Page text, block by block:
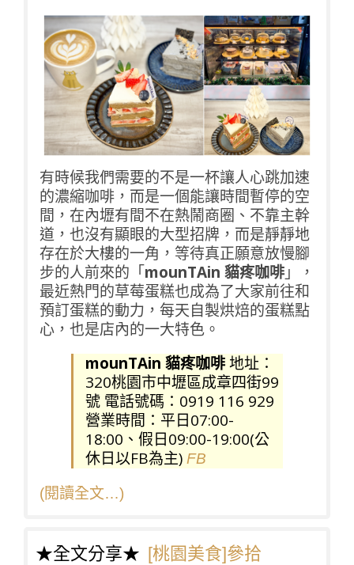
有時候我們需要的不是一杯讓人心跳加速
的濃縮咖啡，而是一個能讓時間暫停的空
間，在內壢有間不在熱鬧商圈、不靠主幹
道，也沒有顯眼的大型招牌，而是靜靜地
存在於大樓的一角，等待真正願意放慢腳
步的人前來的「mounTAin 貓疼咖啡」，
最近熱門的草莓蛋糕也成為了大家前往和
預訂蛋糕的動力，每天自製烘焙的蛋糕點
心，也是店內的一大特色。
mounTAin 貓疼咖啡地址：
320桃園市中壢區成章四街99
號 電話號碼：0919 116 929
營業時間：平日07:00-
18:00、假日09:00-19:00(公
休日以FB為主) FB
(閱讀全文…)
★全文分享★ [桃園美食]參拾